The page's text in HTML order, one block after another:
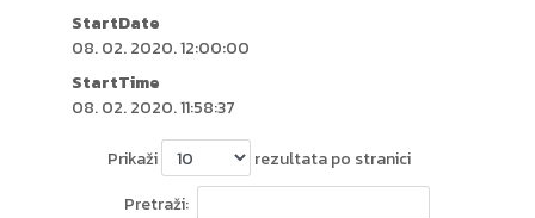
StartDate
08. 02. 2020. 12:00:00
StartTime
08. 02. 2020. 11:58:37
Prikaži
rezultata po stranici
Pretraži: